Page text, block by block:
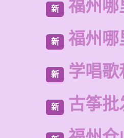
新 福州哪
新 福州哪
新 学唱
新 古筝